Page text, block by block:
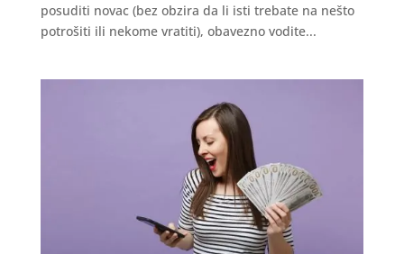
posuditi novac (bez obzira da li isti trebate na nešto
potrošiti ili nekome vratiti), obavezno vodite...